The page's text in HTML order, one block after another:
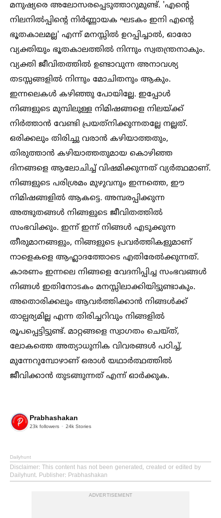
മനുഷ്യരെ അലോസരപ്പെടുത്താറുമുണ്ട്. 'എന്റെ
നിലനില്‍പ്പിന്റെ നിര്‍ണ്ണായക ഘടകം ഇനി എന്റെ
ഭൂതകാലമല്ല' എന്ന് മനസ്സില്‍ ഉറപ്പിച്ചാല്‍, ഓരോ
വ്യക്തിയും ഭൂതകാലത്തില്‍ നിന്നും സ്വതന്ത്രനാകും.
വ്യക്തി ജീവിതത്തില്‍ ഉണ്ടാവുന്ന അനാവശ്യ
തടസ്സങ്ങളില്‍ നിന്നും മോചിതനും ആകും.
ഇന്നലെകള്‍ കഴിഞ്ഞു പോയില്ലേ. ഇപ്പോള്‍
നിങ്ങളുടെ മുമ്പിലുള്ള നിമിഷങ്ങളെ നിലയ്ക്ക്
നിര്‍ത്താന്‍ വേണ്ടി പ്രയത്‌നിക്കുന്നതല്ലേ നല്ലത്.
ഒരിക്കലും തിരിച്ചു വരാന്‍ കഴിയാത്തതും,
തിരുത്താന്‍ കഴിയാത്തതുമായ കൊഴിഞ്ഞ
ദിനങ്ങളെ ആലോചിച്ച്‌ വിഷമിക്കുന്നത് വ്യര്‍ത്ഥമാണ്.
നിങ്ങളുടെ പരിശ്രമം മുഴുവനും ഇന്നത്തെ, ഈ
നിമിഷങ്ങളില്‍ ആകട്ടെ. അമ്പരപ്പിക്കുന്ന
അത്ഭുതങ്ങള്‍ നിങ്ങളുടെ ജീവിതത്തില്‍
സംഭവിക്കും. ഇന്ന് ഇന്ന് നിങ്ങള്‍ എടുക്കുന്ന
തീരുമാനങ്ങളും, നിങ്ങളുടെ പ്രവര്‍ത്തികളുമാണ്
നാളെകളെ ആഹ്ലാദത്തോടെ എതിരേല്‍ക്കുന്നത്.
കാരണം ഇന്നലെ നിങ്ങളെ വേദനിപ്പിച്ച സംഭവങ്ങള്‍
നിങ്ങള്‍ ഇതിനോടകം മനസ്സിലാക്കിയിട്ടുണ്ടാകും.
അതൊരിക്കലും ആവര്‍ത്തിക്കാന്‍ നിങ്ങള്‍ക്ക്
താല്പര്യമില്ല എന്ന തിരിച്ചറിവും നിങ്ങളില്‍
രൂപപ്പെട്ടിട്ടുണ്ട്. മാറ്റങ്ങളെ സ്വാഗതം ചെയ്ത്,
ലോകത്തെ അത്യാധുനിക വിവരങ്ങള്‍ പഠിച്ച്‌,
മുന്നേറുമ്പോഴാണ് ഒരാള്‍ യഥാര്‍ത്ഥത്തില്‍
ജീവിക്കാന്‍ തുടങ്ങുന്നത് എന്ന് ഓര്‍ക്കുക.
Prabhashakan
23k followers 24k Stories
Dailyhunt
Disclaimer: This content has not been generated, created or edited by
Dailyhunt. Publisher: Prabhashakan
ADVERTISEMENT